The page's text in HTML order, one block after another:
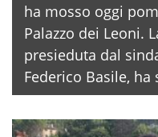
ha mosso oggi
Palazzo dei Leoni.
presieduta dal
Federico Basile, ha